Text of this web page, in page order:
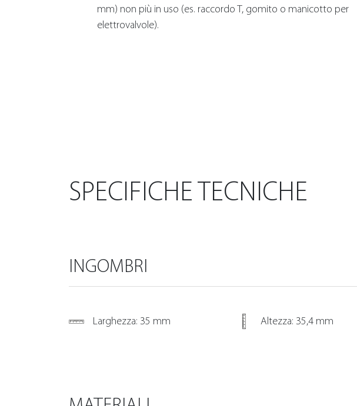
mm) non più in uso (es. raccordo T, gomito o manicotto per
elettrovalvole).
SPECIFICHE TECNICHE
INGOMBRI
Larghezza: 35 mm Altezza: 35,4 mm